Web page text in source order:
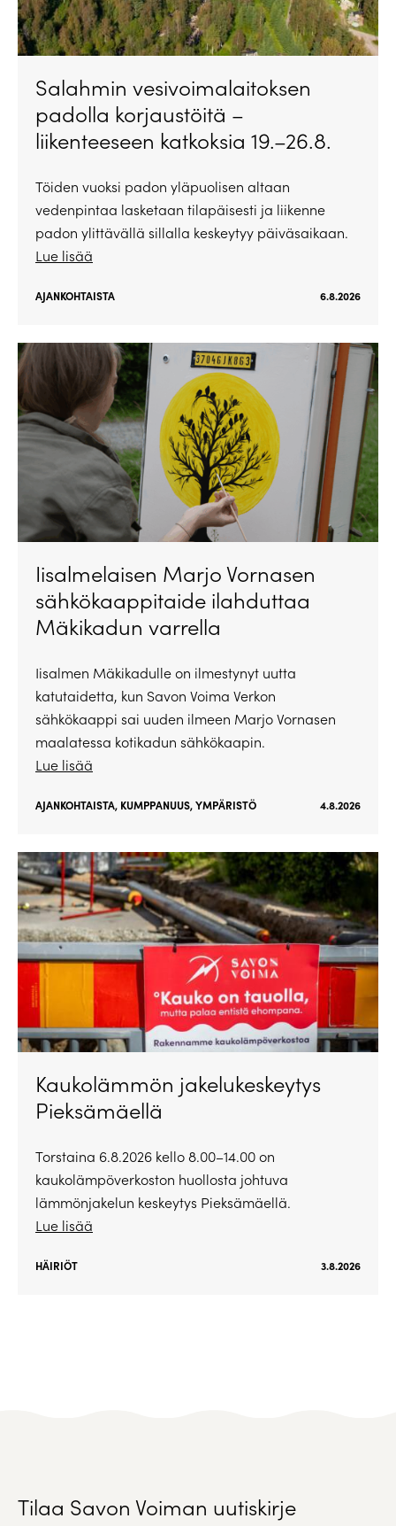
Salahmin vesivoimalaitoksen
padolla korjaustöitä –
liikenteeseen katkoksia 19.–26.8.
Töiden vuoksi padon yläpuolisen altaan
vedenpintaa lasketaan tilapäisesti ja liikenne
padon ylittävällä sillalla keskeytyy päiväsaikaan.
Lue lisää
AJANKOHTAISTA 6.8.2026
Iisalmelaisen Marjo Vornasen
sähkökaappitaide ilahduttaa
Mäkikadun varrella
Iisalmen Mäkikadulle on ilmestynyt uutta
katutaidetta, kun Savon Voima Verkon
sähkökaappi sai uuden ilmeen Marjo Vornasen
maalatessa kotikadun sähkökaapin.
Lue lisää
AJANKOHTAISTA, KUMPPANUUS,YMPÄRISTÖ 4.8.2026
Kaukolämmön jakelukeskeytys
Pieksämäellä
Torstaina 6.8.2026 kello 8.00–14.00 on
kaukolämpöverkoston huollosta johtuva
lämmönjakelun keskeytys Pieksämäellä.
Lue lisää
HÄIRIÖT 3.8.2026
Tilaa Savon Voiman uutiskirje